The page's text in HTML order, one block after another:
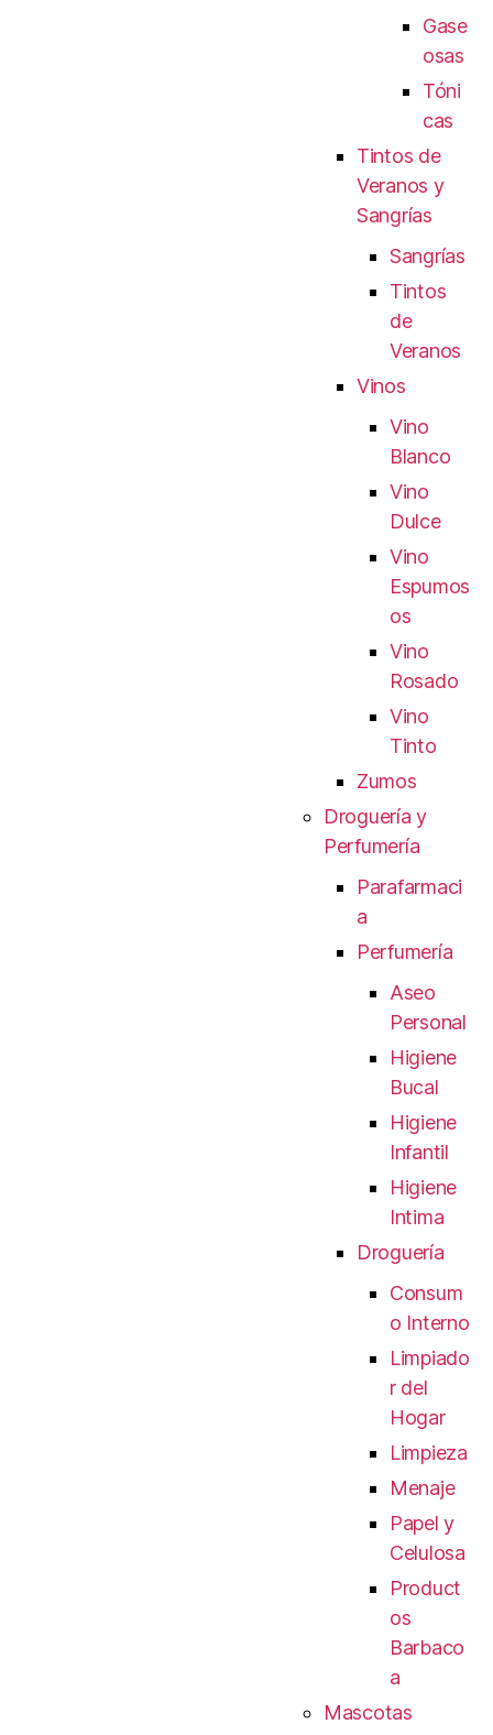
Gase
osas
Tóni
cas
Tintos de
Veranos y
Sangrías
Sangrías
Tintos
de
Veranos
Vinos
Vino
Blanco
Vino
Dulce
Vino
Espumos
os
Vino
Rosado
Vino
Tinto
Zumos
Droguería y
Perfumería
Parafarmaci
a
Perfumería
Aseo
Personal
Higiene
Bucal
Higiene
Infantil
Higiene
Intima
Droguería
Consum
o Interno
Limpiado
r del
Hogar
Limpieza
Menaje
Papel y
Celulosa
Product
os
Barbaco
a
Mascotas